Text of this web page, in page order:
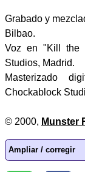
Grabado y
Bilbao.
Voz en "Kill the
Studios, Madrid.
Masterizado
Chockablock
© 2000, Munster
Ampliar / corregir